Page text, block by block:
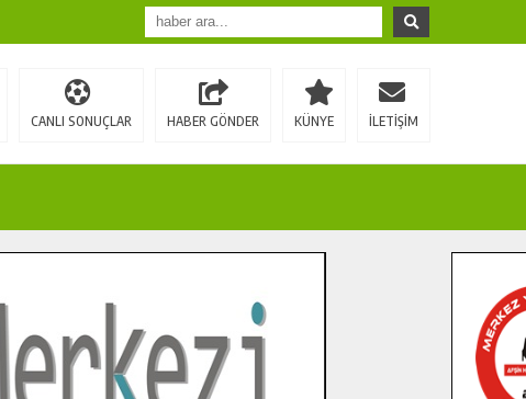
CANLI SONUÇLAR HABER GÖNDER KÜNYE İLETİŞİM